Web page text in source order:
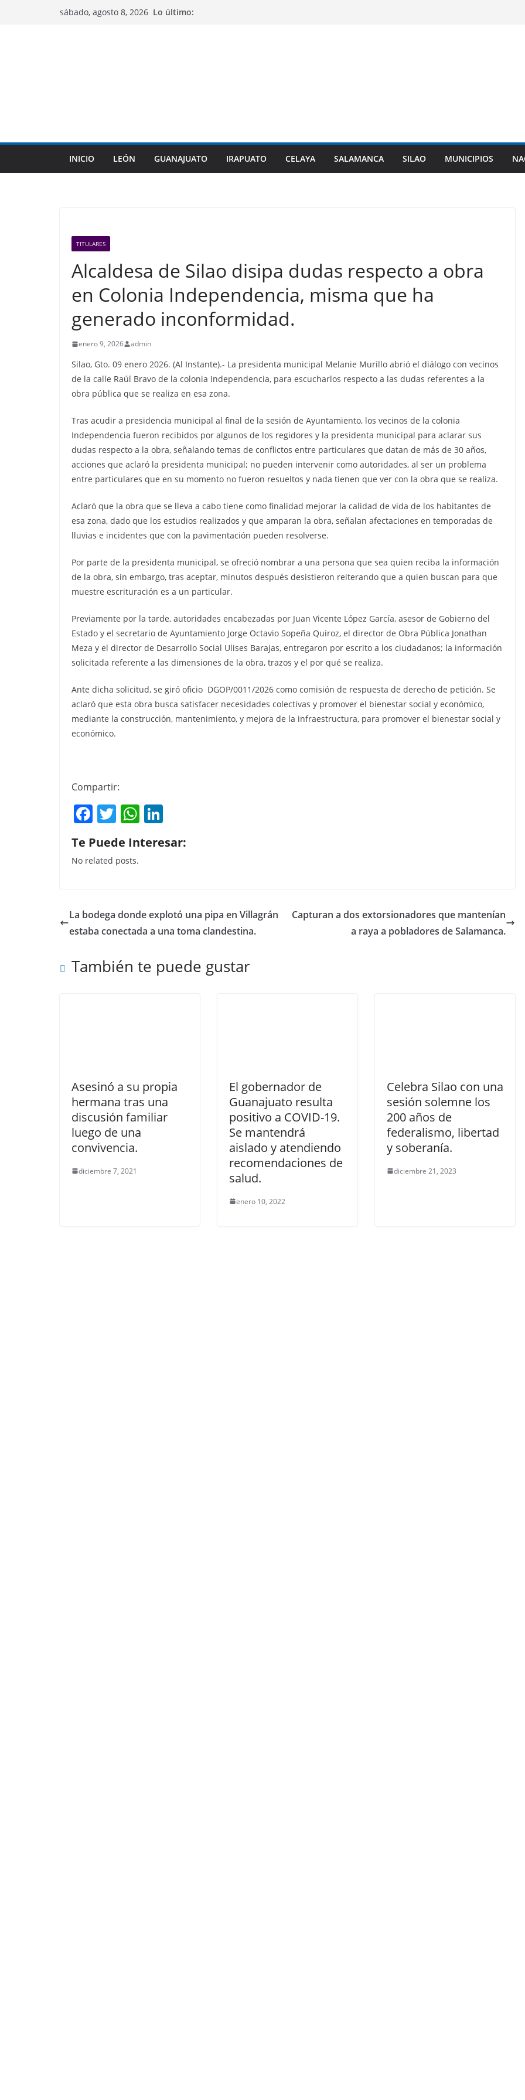
sábado, agosto 8, 2026 Lo último:
INICIO LEÓN GUANAJUATO IRAPUATO CELAYA SALAMANCA SILAO MUNICIPIOS
TITULARES
Alcaldesa de Silao disipa dudas respecto a obra
en Colonia Independencia, misma que ha
generado inconformidad.
enero 9, 2026 admin
Silao, Gto. 09 enero 2026. (Al Instante).- La presidenta municipal Melanie Murillo abrió el diálogo con vecinos
de la calle Raúl Bravo de la colonia Independencia, para escucharlos respecto a las dudas referentes a la
obra pública que se realiza en esa zona.
Tras acudir a presidencia municipal al final de la sesión de Ayuntamiento, los vecinos de la colonia
Independencia fueron recibidos por algunos de los regidores y la presidenta municipal para aclarar sus
dudas respecto a la obra, señalando temas de conflictos entre particulares que datan de más de 30 años,
acciones que aclaró la presidenta municipal; no pueden intervenir como autoridades, al ser un problema
entre particulares que en su momento no fueron resueltos y nada tienen que ver con la obra que se realiza.
Aclaró que la obra que se lleva a cabo tiene como finalidad mejorar la calidad de vida de los habitantes de
esa zona, dado que los estudios realizados y que amparan la obra, señalan afectaciones en temporadas de
lluvias e incidentes que con la pavimentación pueden resolverse.
Por parte de la presidenta municipal, se ofreció nombrar a una persona que sea quien reciba la información
de la obra, sin embargo, tras aceptar, minutos después desistieron reiterando que a quien buscan para que
muestre escrituración es a un particular.
Previamente por la tarde, autoridades encabezadas por Juan Vicente López García, asesor de Gobierno del
Estado y el secretario de Ayuntamiento Jorge Octavio Sopeña Quiroz, el director de Obra Pública Jonathan
Meza y el director de Desarrollo Social Ulises Barajas, entregaron por escrito a los ciudadanos; la información
solicitada referente a las dimensiones de la obra, trazos y el por qué se realiza.
Ante dicha solicitud, se giró oficio DGOP/0011/2026 como comisión de respuesta de derecho de petición. Se
aclaró que esta obra busca satisfacer necesidades colectivas y promover el bienestar social y económico,
mediante la construcción, mantenimiento, y mejora de la infraestructura, para promover el bienestar social y
económico.
Compartir:
F
a
c
e
o
o
T
w
itt
er
W
h
at
p
p
k
n
Te Puede Interesar:
No related posts.
La bodega donde explotó una pipa en Villagrán
estaba conectada a una toma clandestina.
Capturan a dos extorsionadores que mantenían
a raya a pobladores de Salamanca.
También te puede gustar
Asesinó a su propia
hermana tras una
discusión familiar
luego de una
convivencia.
diciembre 7, 2021
El gobernador de
Guanajuato resulta
positivo a COVID-19.
Se mantendrá
aislado y atendiendo
recomendaciones de
salud.
enero 10, 2022
Celebra Silao con una
sesión solemne los
200 años de
federalismo, libertad
y soberanía.
diciembre 21, 2023